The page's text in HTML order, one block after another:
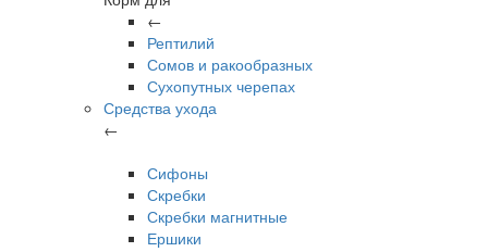
←
Рептилий
Сомов и ракообразных
Сухопутных черепах
Средства ухода
←
Сифоны
Скребки
Скребки магнитные
Ершики